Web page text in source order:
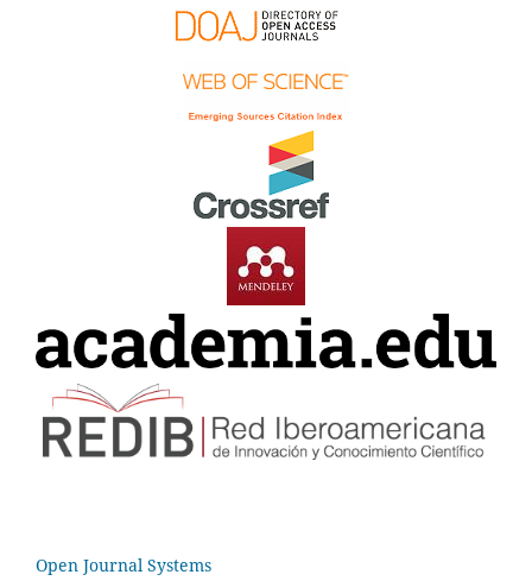
Open Journal Systems